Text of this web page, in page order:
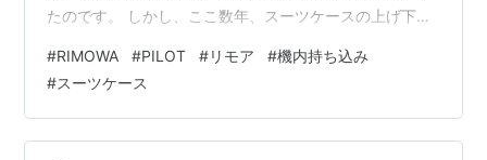
たのです。 しかし、ここ数年、スーツケースの上げ下げ
分では若いと思っていても、やはりかなり歳なんだなぁ
と実感します。 そこで、何か良いスーツケースはないも
のかと物色していたところ・・・。 RIMOWA ORIGINAL
PILOTというスーツケースを発見しました。 こちらは、
#RIMOWA #PILOT #リモア #機内持ち込み
#スーツケース